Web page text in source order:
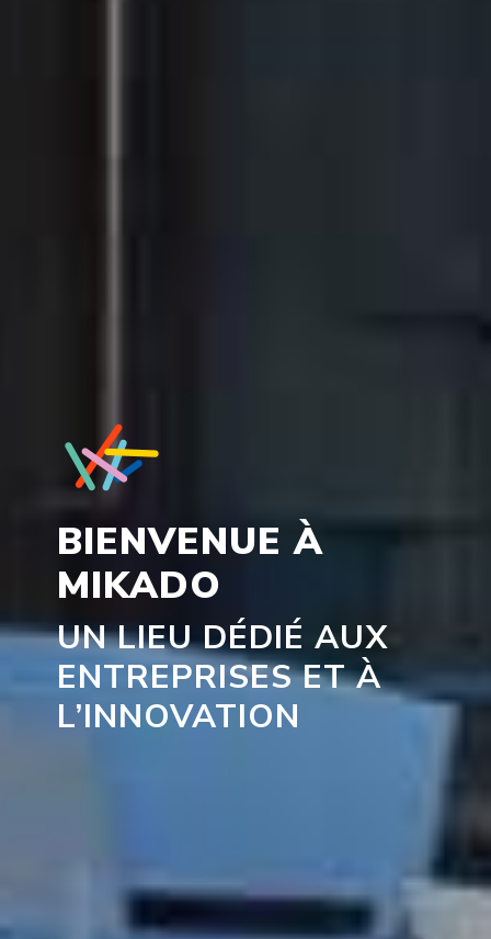
BIENVENUE À
MIKADO
UN LIEU DÉDIÉ AUX
ENTREPRISES ET À
L’INNOVATION